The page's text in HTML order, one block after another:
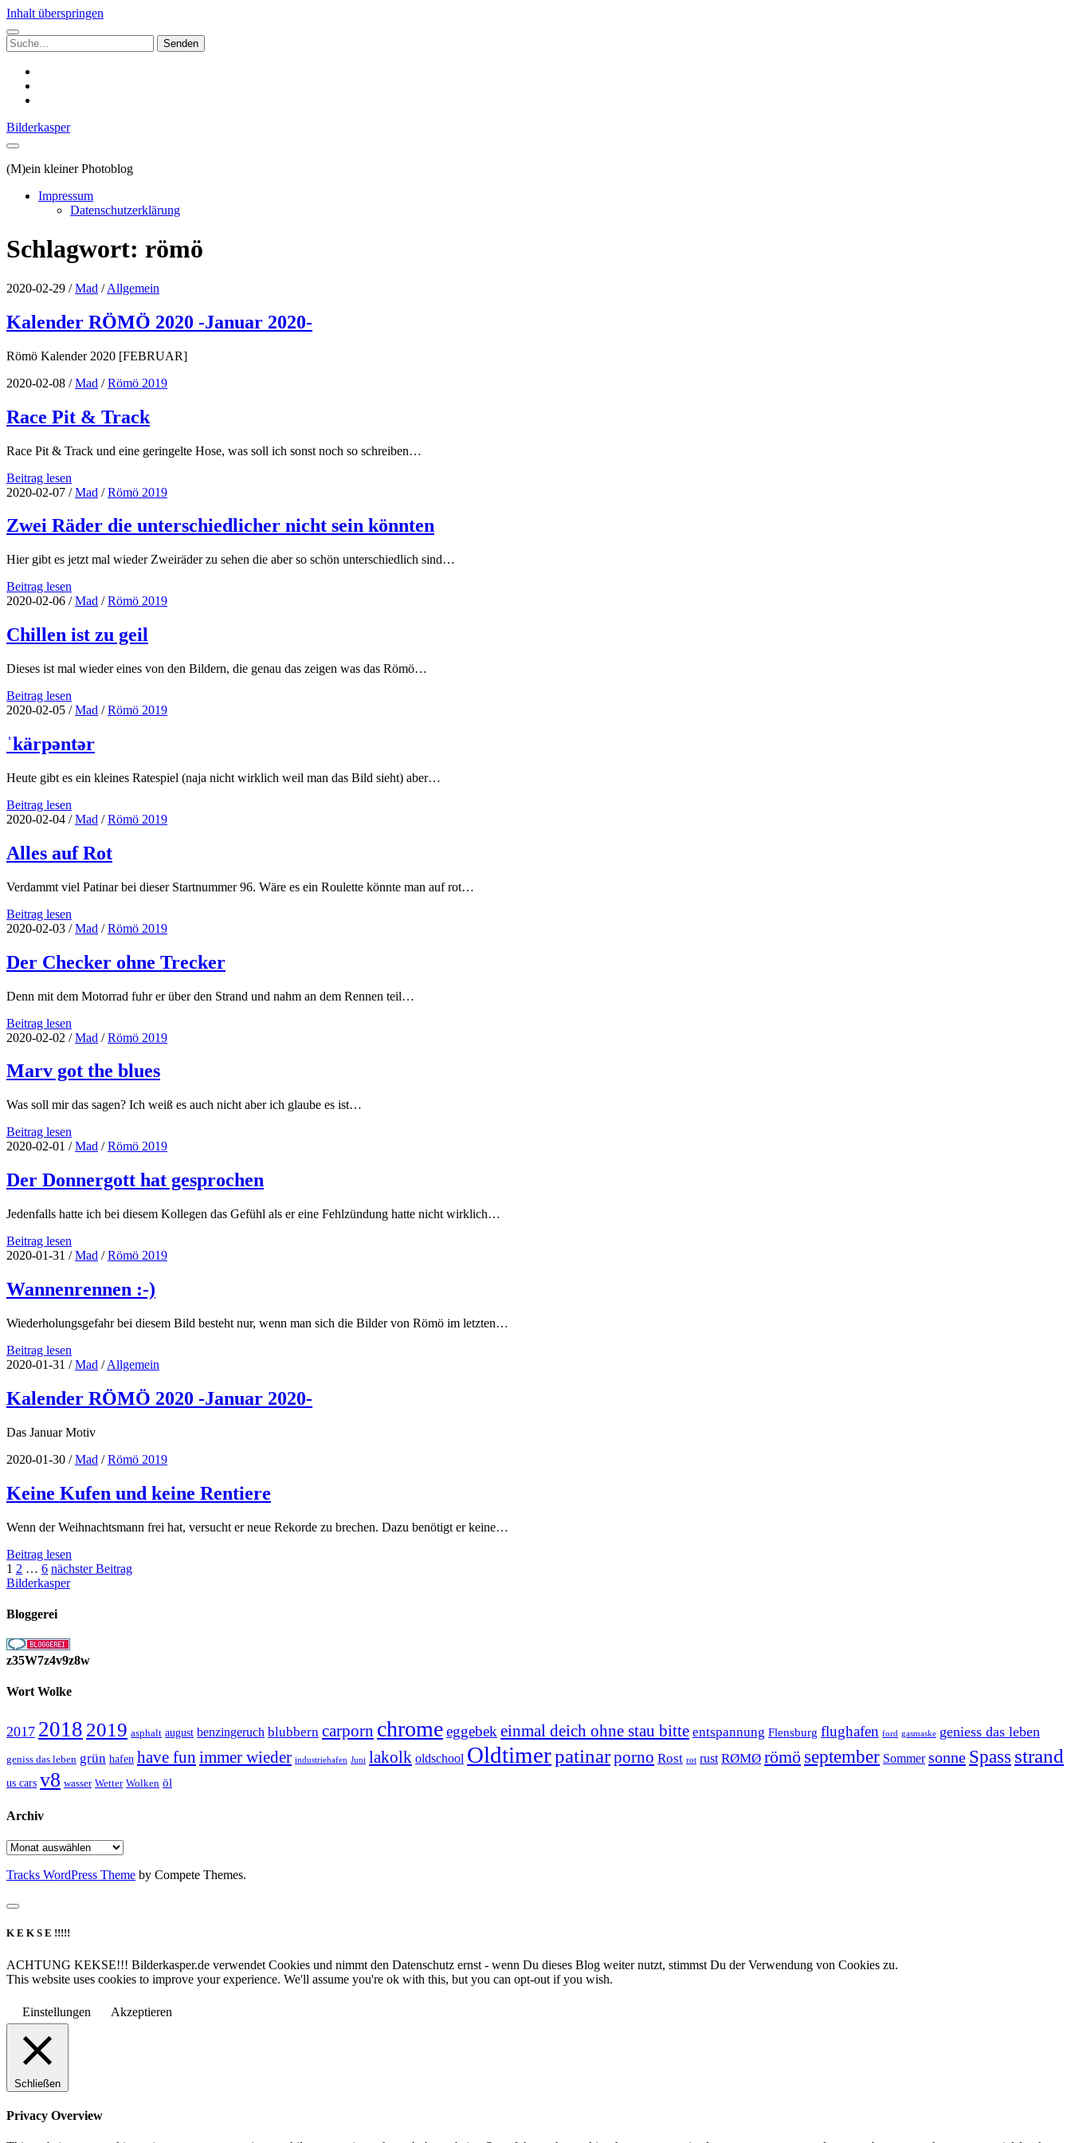
Inhalt überspringen
Suchen
nach:
Bilderkasper
(M)ein kleiner Photoblog
Impressum
Datenschutzerklärung
Schlagwort: römö
2020-02-29 /Mad /Allgemein
Kalender RÖMÖ 2020 -Januar 2020-
Römö Kalender 2020 [FEBRUAR]
2020-02-08 /Mad /Römö 2019
Race Pit & Track
Race Pit & Track und eine geringelte Hose, was soll ich sonst noch so schreiben…
Beitrag lesen
Pit
Track
2020-02-07 /Mad /Römö 2019
Zwei Räder die unterschiedlicher nicht sein könnten
Hier gibt es jetzt mal wieder Zweiräder zu sehen die aber so schön unterschiedlich sind…
Beitrag lesen
Räder
unterschiedlicher
nicht
könnten
2020-02-06 /Mad /Römö 2019
Chillen ist zu geil
Dieses ist mal wieder eines von den Bildern, die genau das zeigen was das Römö…
Beitrag lesen
ist
geil
2020-02-05 /Mad /Römö 2019
ˈkärpəntər
Heute gibt es ein kleines Ratespiel (naja nicht wirklich weil man das Bild sieht) aber…
Beitrag lesen
2020-02-04 /Mad /Römö 2019
Alles auf Rot
Verdammt viel Patinar bei dieser Startnummer 96. Wäre es ein Roulette könnte man auf rot…
Beitrag lesen
auf
2020-02-03 /Mad /Römö 2019
Der Checker ohne Trecker
Denn mit dem Motorrad fuhr er über den Strand und nahm an dem Rennen teil…
Beitrag lesen
Checker
Trecker
2020-02-02 /Mad /Römö 2019
Marv got the blues
Was soll mir das sagen? Ich weiß es auch nicht aber ich glaube es ist…
Beitrag lesen
got
2020-02-01 /Mad /Römö 2019
Der Donnergott hat gesprochen
Jedenfalls hatte ich bei diesem Kollegen das Gefühl als er eine Fehlzündung hatte nicht wirklich…
Beitrag lesen
Donnergott
2020-01-31 /Mad /Römö 2019
Wannenrennen :-)
Wiederholungsgefahr bei diesem Bild besteht nur, wenn man sich die Bilder von Römö im letzten…
Beitrag lesen
🙂
2020-01-31 /Mad /Allgemein
Kalender RÖMÖ 2020 -Januar 2020-
Das Januar Motiv
2020-01-30 /Mad /Römö 2019
Keine Kufen und keine Rentiere
Wenn der Weihnachtsmann frei hat, versucht er neue Rekorde zu brechen. Dazu benötigt er keine…
Beitrag lesen
Kufen
Seitennummerierung
der
Beiträge
1 2 … 6 nächster Beitrag
Bilderkasper
Bloggerei
z35W7z4v9z8w
Wort Wolke
2017 2018 2019 asphalt august benzingeruch blubbern carporn chromeeggebek einmal deich ohne stau bitte entspannung Flensburg flughafen ford gasmaske geniess das leben
geniss das leben grün hafen have fun immer wieder industriehafen Juni lakolk oldschool Oldtimerpatinarporno Rost rot rust RØMØ römö september Sommer sonne Spass strand
us cars v8 wasser Wetter Wolken öl
Archiv
Archiv
Tracks WordPress Theme by Compete Themes.
K E K S E !!!!!
ACHTUNG KEKSE!!! Bilderkasper.de verwendet Cookies und nimmt den Datenschutz ernst - wenn Du dieses Blog weiter nutzt, stimmst Du der Verwendung von Cookies zu.
This website uses cookies to improve your experience. We'll assume you're ok with this, but you can opt-out if you wish.
Einstellungen Akzeptieren
Schließen
Privacy Overview